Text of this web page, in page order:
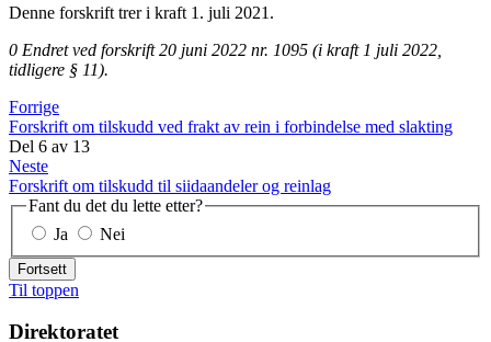
Denne forskrift trer i kraft 1. juli 2021.
0 Endret ved forskrift 20 juni 2022 nr. 1095 (i kraft 1 juli 2022,
tidligere § 11).
Forrige
Forskrift om tilskudd ved frakt av rein i forbindelse med slakting
Del 6 av 13
Neste
Forskrift om tilskudd til siidaandeler og reinlag
Fant du det du lette etter?
Ja
Nei
Fortsett
Til toppen
Direktoratet